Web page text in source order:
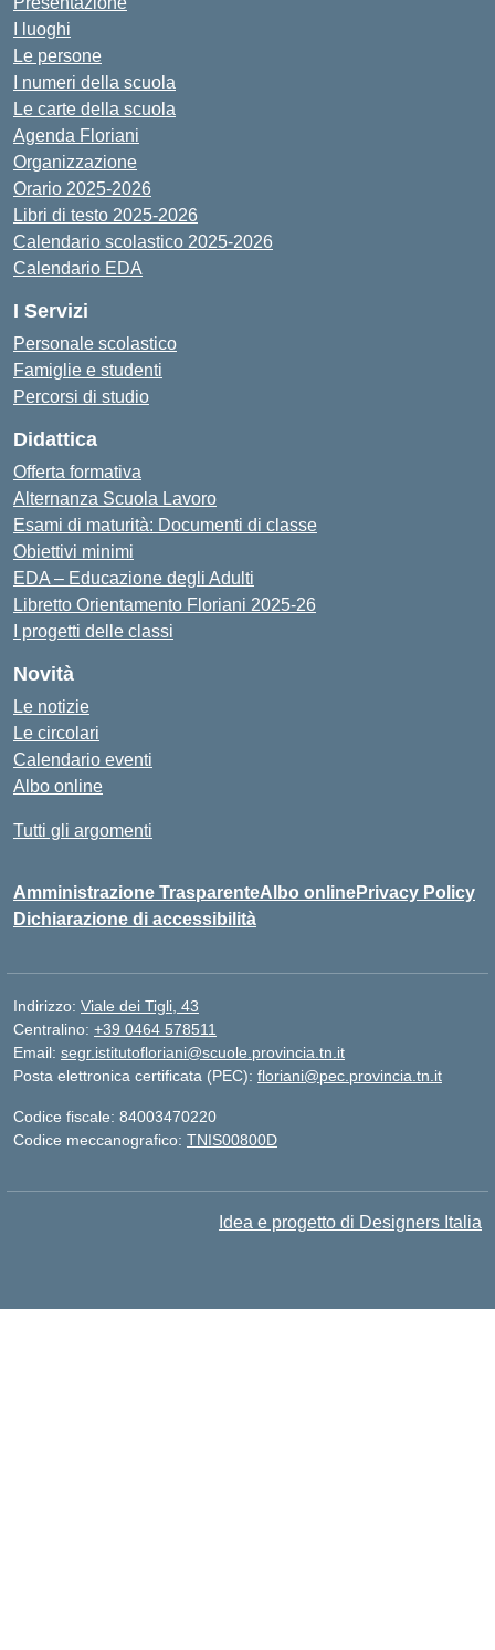
I luoghi
Le persone
I numeri della scuola
Le carte della scuola
Agenda Floriani
Organizzazione
Orario 2025-2026
Libri di testo 2025-2026
Calendario scolastico 2025-2026
Calendario EDA
I Servizi
Personale scolastico
Famiglie e studenti
Percorsi di studio
Didattica
Offerta formativa
Alternanza Scuola Lavoro
Esami di maturità: Documenti di classe
Obiettivi minimi
EDA – Educazione degli Adulti
Libretto Orientamento Floriani 2025-26
I progetti delle classi
Novità
Le notizie
Le circolari
Calendario eventi
Albo online
Tutti gli argomenti
Amministrazione TrasparenteAlbo onlinePrivacy Policy
Dichiarazione di accessibilità
Indirizzo: Viale dei Tigli, 43
Centralino: +39 0464 578511
Email: segr.istitutofloriani@scuole.provincia.tn.it
Posta elettronica certificata (PEC): floriani@pec.provincia.tn.it
Codice fiscale: 84003470220
Codice meccanografico: TNIS00800D
Idea e progetto di Designers Italia